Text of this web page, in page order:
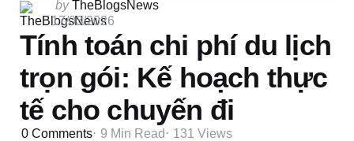
Posted
by
by TheBlogsNews
17/03/2026
Tính toán chi phí du lịch
trọn gói: Kế hoạch thực
tế cho chuyến đi
0 Comments 9 Min Read 131 Views